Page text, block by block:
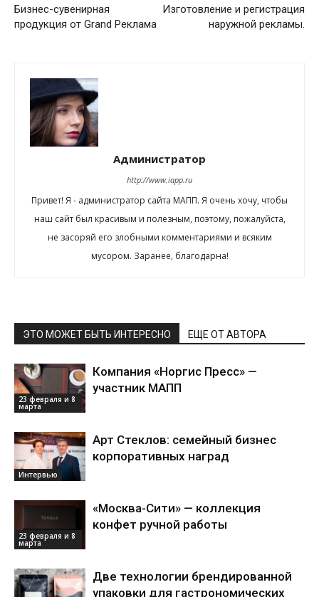
Бизнес-сувенирная
продукция от Grand Реклама
Изготовление и регистрация
наружной рекламы.
Администратор
http://www.iapp.ru
Привет! Я - администратор сайта МАПП. Я очень хочу, чтобы
наш сайт был красивым и полезным, поэтому, пожалуйста,
не засоряй его злобными комментариями и всяким
мусором. Заранее, благодарна!
ЭТО МОЖЕТ БЫТЬ ИНТЕРЕСНО ЕЩЕ ОТ АВТОРА
23 февраля и 8
марта
Компания «Норгис Пресс» —
участник МАПП
Интервью
Арт Стеклов: семейный бизнес
корпоративных наград
23 февраля и 8
марта
«Москва-Сити» — коллекция
конфет ручной работы
Две технологии брендированной
упаковки для гастрономических